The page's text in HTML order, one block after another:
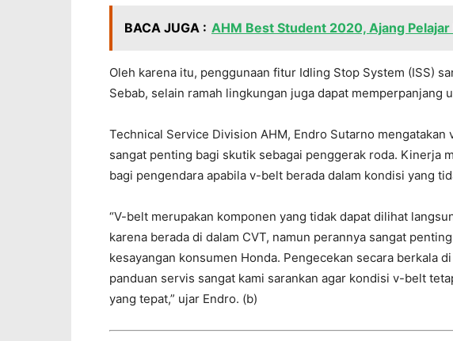
BACA JUGA : AHM Best Student 2020, Ajang
Oleh karena itu, penggunaan fitur Idling Stop System (ISS)
Sebab, selain ramah lingkungan juga dapat memperpanjang
Technical Service Division AHM, Endro Sutarno
sangat penting bagi skutik sebagai penggerak roda. Kinerja
bagi pengendara apabila v-belt berada dalam kondisi yang
“V-belt merupakan komponen yang tidak dapat dilihat
karena berada di dalam CVT, namun perannya sangat
kesayangan konsumen Honda. Pengecekan secara berkala
panduan servis sangat kami sarankan agar kondisi v-belt
yang tepat,” ujar Endro. (b)